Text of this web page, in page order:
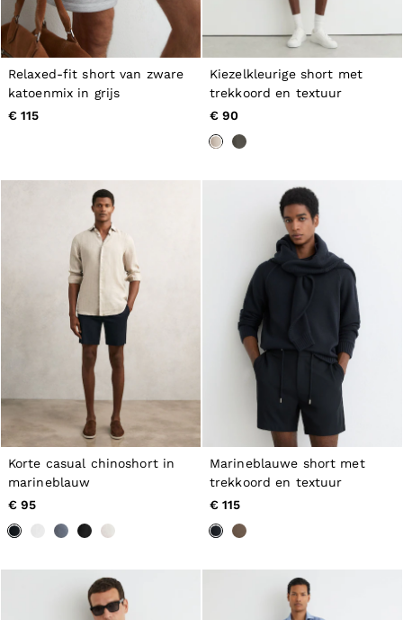
Relaxed-fit short van zware
katoenmix in grijs
€ 115
Kiezelkleurige short met
trekkoord en textuur
€ 90
Korte casual chinoshort in
marineblauw
€ 95
Marineblauwe short met
trekkoord en textuur
€ 115